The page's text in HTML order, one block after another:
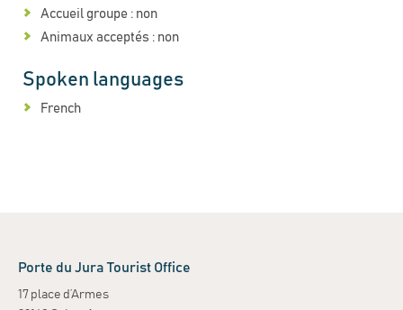
Accueil groupe : non
Animaux acceptés : non
Spoken languages
French
Porte du Jura Tourist Office
17 place d’Armes